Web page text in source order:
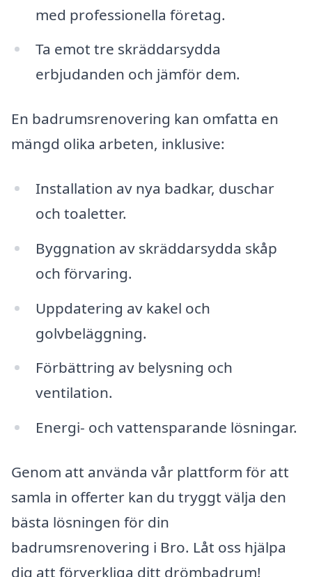
med professionella företag.
Ta emot tre skräddarsydda
erbjudanden och jämför dem.
En badrumsrenovering kan omfatta en
mängd olika arbeten, inklusive:
Installation av nya badkar, duschar
och toaletter.
Byggnation av skräddarsydda skåp
och förvaring.
Uppdatering av kakel och
golvbeläggning.
Förbättring av belysning och
ventilation.
Energi- och vattensparande lösningar.
Genom att använda vår plattform för att
samla in offerter kan du tryggt välja den
bästa lösningen för din
badrumsrenovering i Bro. Låt oss hjälpa
dig att förverkliga ditt drömbadrum!